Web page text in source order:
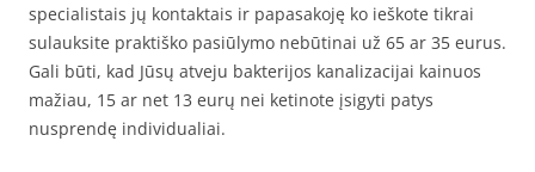
specialistais jų kontaktais ir papasakoję ko ieškote tikrai
sulauksite praktiško pasiūlymo nebūtinai už 65 ar 35 eurus.
Gali būti, kad Jūsų atveju bakterijos kanalizacijai kainuos
mažiau, 15 ar net 13 eurų nei ketinote įsigyti patys
nusprendę individualiai.